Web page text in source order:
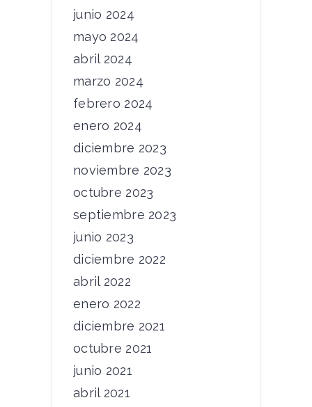
junio 2024
mayo 2024
abril 2024
marzo 2024
febrero 2024
enero 2024
diciembre 2023
noviembre 2023
octubre 2023
septiembre 2023
junio 2023
diciembre 2022
abril 2022
enero 2022
diciembre 2021
octubre 2021
junio 2021
abril 2021